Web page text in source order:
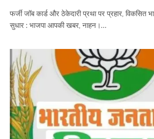
फर्जी जॉब कार्ड और ठेकेदारी प्रथा पर प्रहार, विकसित
सुधार : भाजपा आपकी खबर, नाहन।…